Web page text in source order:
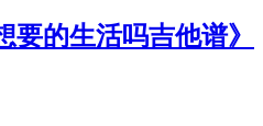
要的生活吗吉他谱》